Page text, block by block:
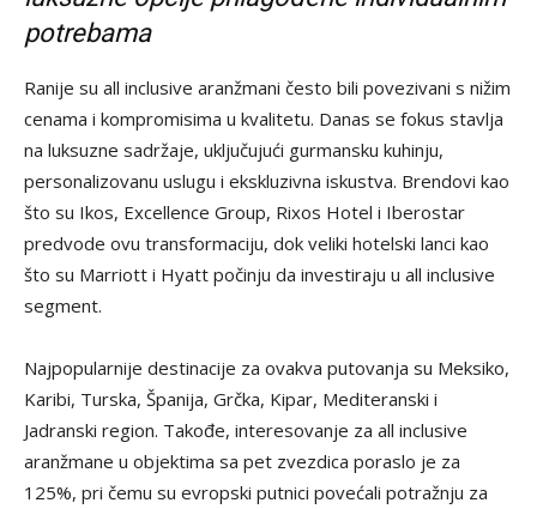
potrebama
Ranije su all inclusive aranžmani često bili povezivani s nižim
cenama i kompromisima u kvalitetu. Danas se fokus stavlja
na luksuzne sadržaje, uključujući gurmansku kuhinju,
personalizovanu uslugu i ekskluzivna iskustva. Brendovi kao
što su Ikos, Excellence Group, Rixos Hotel i Iberostar
predvode ovu transformaciju, dok veliki hotelski lanci kao
što su Marriott i Hyatt počinju da investiraju u all inclusive
segment.
Najpopularnije destinacije za ovakva putovanja su Meksiko,
Karibi, Turska, Španija, Grčka, Kipar, Mediteranski i
Jadranski region. Takođe, interesovanje za all inclusive
aranžmane u objektima sa pet zvezdica poraslo je za
125%, pri čemu su evropski putnici povećali potražnju za